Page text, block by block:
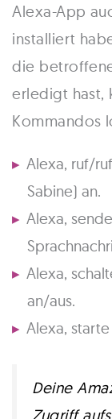
Alexa-App
installiert
die
erledigt hast,
Kommandos
Alexa, ruf/
Sabine) an.
Alexa,
Alexa,
an/aus.
Alexa, starte
Deine
Zugriff